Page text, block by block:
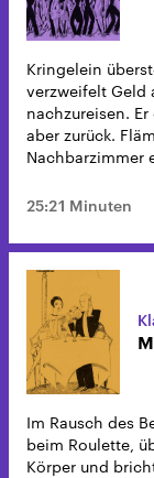
Kringelein
verzweifelt Geld
nachzureisen.
aber zurück.
Nachbarzimmer
25:21 Minuten
Im Rausch des
beim Roulette,
Körper und